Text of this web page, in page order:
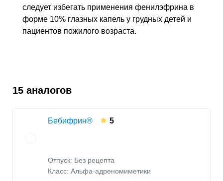
следует избегать применения фенилэфрина в
форме 10% глазных капель у грудных детей и
пациентов пожилого возраста.
15 аналогов
Бебифрин® 5
Отпуск: Без рецепта
Класс: Альфа-адреномиметики